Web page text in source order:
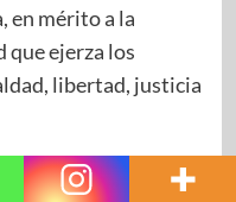
en mérito a la
que ejerza los
libertad, justicia
fue presentada